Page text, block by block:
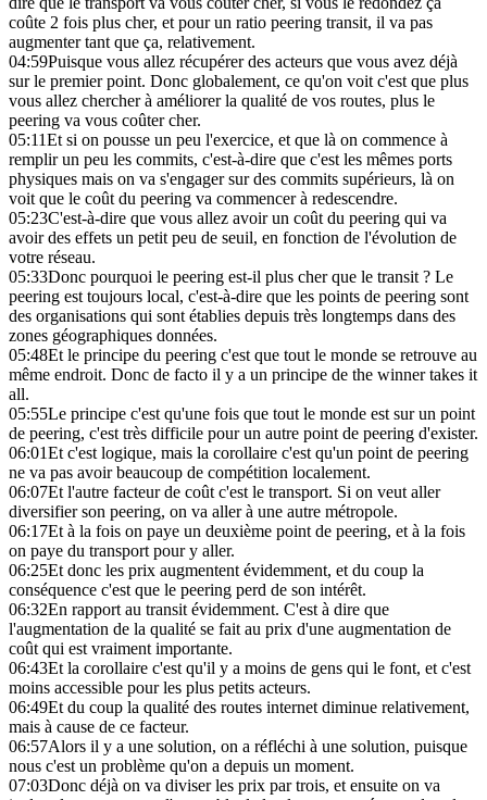
coûte 2 fois plus cher, et pour un ratio peering transit, il va pas
augmenter tant que ça, relativement.
04:59Puisque vous allez récupérer des acteurs que vous avez déjà
sur le premier point. Donc globalement, ce qu'on voit c'est que plus
vous allez chercher à améliorer la qualité de vos routes, plus le
peering va vous coûter cher.
05:11Et si on pousse un peu l'exercice, et que là on commence à
remplir un peu les commits, c'est-à-dire que c'est les mêmes ports
physiques mais on va s'engager sur des commits supérieurs, là on
voit que le coût du peering va commencer à redescendre.
05:23C'est-à-dire que vous allez avoir un coût du peering qui va
avoir des effets un petit peu de seuil, en fonction de l'évolution de
votre réseau.
05:33Donc pourquoi le peering est-il plus cher que le transit ? Le
peering est toujours local, c'est-à-dire que les points de peering sont
des organisations qui sont établies depuis très longtemps dans des
zones géographiques données.
05:48Et le principe du peering c'est que tout le monde se retrouve au
même endroit. Donc de facto il y a un principe de the winner takes it
all.
05:55Le principe c'est qu'une fois que tout le monde est sur un point
de peering, c'est très difficile pour un autre point de peering d'exister.
06:01Et c'est logique, mais la corollaire c'est qu'un point de peering
ne va pas avoir beaucoup de compétition localement.
06:07Et l'autre facteur de coût c'est le transport. Si on veut aller
diversifier son peering, on va aller à une autre métropole.
06:17Et à la fois on paye un deuxième point de peering, et à la fois
on paye du transport pour y aller.
06:25Et donc les prix augmentent évidemment, et du coup la
conséquence c'est que le peering perd de son intérêt.
06:32En rapport au transit évidemment. C'est à dire que
l'augmentation de la qualité se fait au prix d'une augmentation de
coût qui est vraiment importante.
06:43Et la corollaire c'est qu'il y a moins de gens qui le font, et c'est
moins accessible pour les plus petits acteurs.
06:49Et du coup la qualité des routes internet diminue relativement,
mais à cause de ce facteur.
06:57Alors il y a une solution, on a réfléchi à une solution, puisque
nous c'est un problème qu'on a depuis un moment.
07:03Donc déjà on va diviser les prix par trois, et ensuite on va